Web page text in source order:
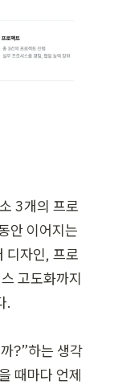
3개의 프로
안 이어지는
디자인, 프로
고도화까지
.
?”하는 생각
때마다 언제